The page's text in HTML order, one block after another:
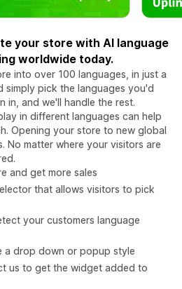
your store with AI language
worldwide today.
into over 100 languages, in just a
simply pick the languages you'd
in, and we'll handle the rest.
in different languages can help
Opening your store to new global
No matter where your visitors are
and get more sales
that allows visitors to pick
your customers language
a drop down or popup style
us to get the widget added to